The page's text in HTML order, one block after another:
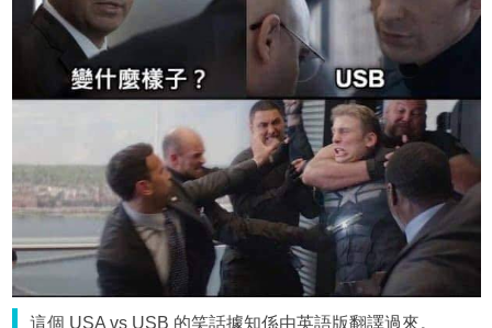
這個 USA vs USB 的笑話據知係由英語版翻譯過來。